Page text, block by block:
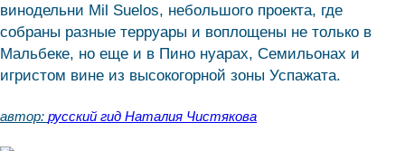
винодельни Mil Suelos, небольшого проекта, где
собраны разные терруары и воплощены не только в
Мальбеке, но еще и в Пино нуарах, Семильонах и
игристом вине из высокогорной зоны Успажата.
автор: русский гид Наталия Чистякова